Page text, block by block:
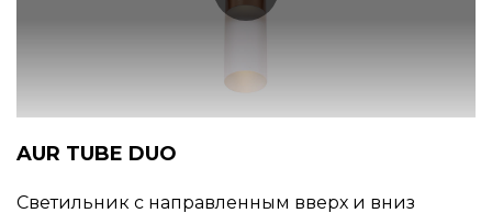
светом. Мощность 8 Вт.